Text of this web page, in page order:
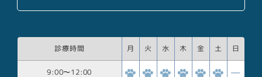
診療時間 月 火 水 木 金 土 日
9:00〜12:00